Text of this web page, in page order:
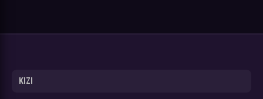
KIZI